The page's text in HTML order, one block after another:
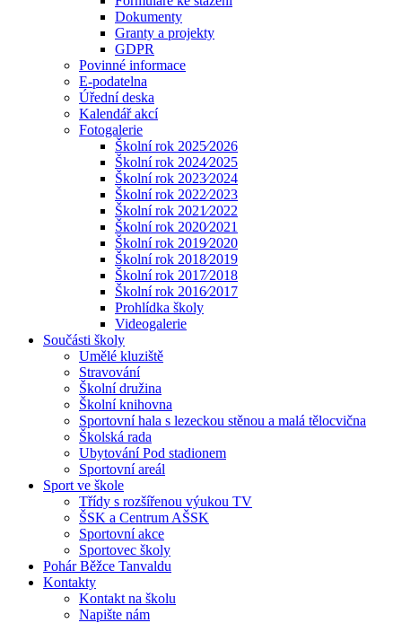
Dokumenty
Granty a projekty
GDPR
Povinné informace
E-podatelna
Úřední deska
Kalendář akcí
Fotogalerie
Školní rok 2025⁄2026
Školní rok 2024⁄2025
Školní rok 2023⁄2024
Školní rok 2022⁄2023
Školní rok 2021⁄2022
Školní rok 2020⁄2021
Školní rok 2019⁄2020
Školní rok 2018⁄2019
Školní rok 2017⁄2018
Školní rok 2016⁄2017
Prohlídka školy
Videogalerie
Součásti školy
Umělé kluziště
Stravování
Školní družina
Školní knihovna
Sportovní hala s lezeckou stěnou a malá tělocvična
Školská rada
Ubytování Pod stadionem
Sportovní areál
Sport ve škole
Třídy s rozšířenou výukou TV
ŠSK a Centrum AŠSK
Sportovní akce
Sportovec školy
Pohár Běžce Tanvaldu
Kontakty
Kontakt na školu
Napište nám